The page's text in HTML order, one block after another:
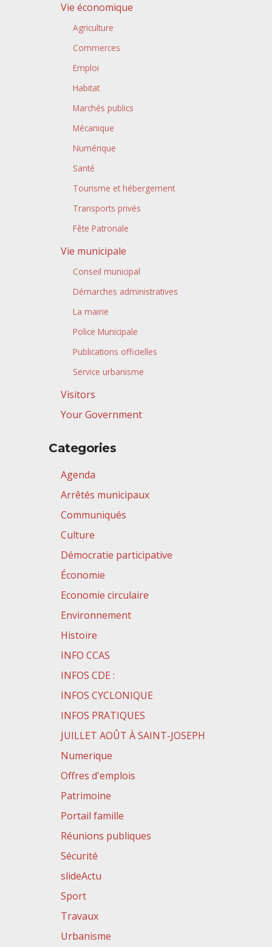
Vie économique
Agriculture
Commerces
Emploi
Habitat
Marchés publics
Mécanique
Numérique
Santé
Tourisme et hébergement
Transports privés
Fête Patronale
Vie municipale
Conseil municipal
Démarches administratives
La mairie
Police Municipale
Publications officielles
Service urbanisme
Visitors
Your Government
Categories
Agenda
Arrêtés municipaux
Communiqués
Culture
Démocratie participative
Économie
Economie circulaire
Environnement
Histoire
INFO CCAS
INFOS CDE :
INFOS CYCLONIQUE
INFOS PRATIQUES
JUILLET AOÛT À SAINT-JOSEPH
Numerique
Offres d'emplois
Patrimoine
Portail famille
Réunions publiques
Sécurité
slideActu
Sport
Travaux
Urbanisme